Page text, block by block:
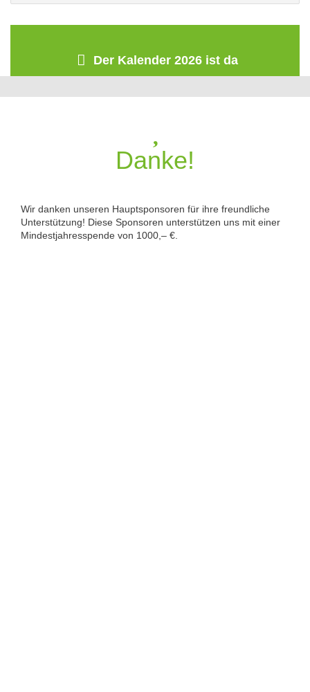
Der Kalender 2026 ist da
Danke!
Wir danken unseren Hauptsponsoren für ihre freundliche
Unterstützung! Diese Sponsoren unterstützen uns mit einer
Mindestjahresspende von 1000,– €.